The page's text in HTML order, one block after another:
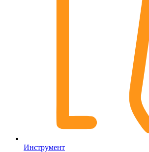
Инструмент